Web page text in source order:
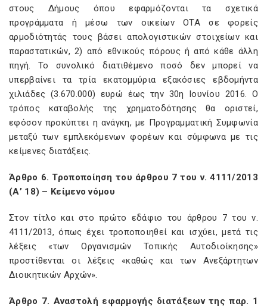
στους Δήμους όπου εφαρμόζονται τα σχετικά
προγράμματα ή μέσω των οικείων ΟΤΑ σε φορείς
αρμοδιότητάς τους βάσει απολογιστικών στοιχείων και
παραστατικών, 2) από εθνικούς πόρους ή από κάθε άλλη
πηγή. Το συνολικό διατιθέμενο ποσό δεν μπορεί να
υπερβαίνει τα τρία εκατομμύρια εξακόσιες εβδομήντα
χιλιάδες (3.670.000) ευρώ έως την 30η Ιουνίου 2016. Ο
τρόπος καταβολής της χρηματοδότησης θα οριστεί,
εφόσον προκύπτει η ανάγκη, με Προγραμματική Συμφωνία
μεταξύ των εμπλεκόμενων φορέων και σύμφωνα με τις
κείμενες διατάξεις.
Άρθρο 6. Τροποποίηση του άρθρου 7 του ν. 4111/2013
(Α’ 18) – Κείμενο νόμου
Στον τίτλο και στο πρώτο εδάφιο του άρθρου 7 του ν.
4111/2013, όπως έχει τροποποιηθεί και ισχύει, μετά τις
λέξεις «των Οργανισμών Τοπικής Αυτοδιοίκησης»
προστίθενται οι λέξεις «καθώς και των Ανεξάρτητων
Διοικητικών Αρχών».
Άρθρο 7. Αναστολή εφαρμογής διατάξεων της παρ. 1